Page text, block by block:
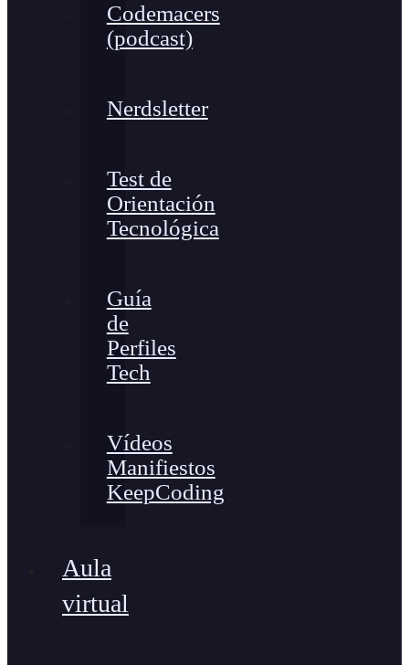
Codemacers
(podcast)
Nerdsletter
Test de
Orientación
Tecnológica
Guía
de
Perfiles
Tech
Vídeos
Manifiestos
KeepCoding
Aula
virtual